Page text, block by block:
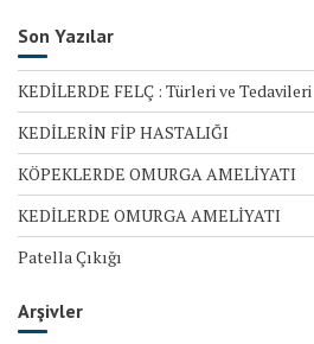
Son Yazılar
KEDİLERDE FELÇ : Türleri ve Tedavileri
KEDİLERİN FİP HASTALIĞI
KÖPEKLERDE OMURGA AMELİYATI
KEDİLERDE OMURGA AMELİYATI
Patella Çıkığı
Arşivler